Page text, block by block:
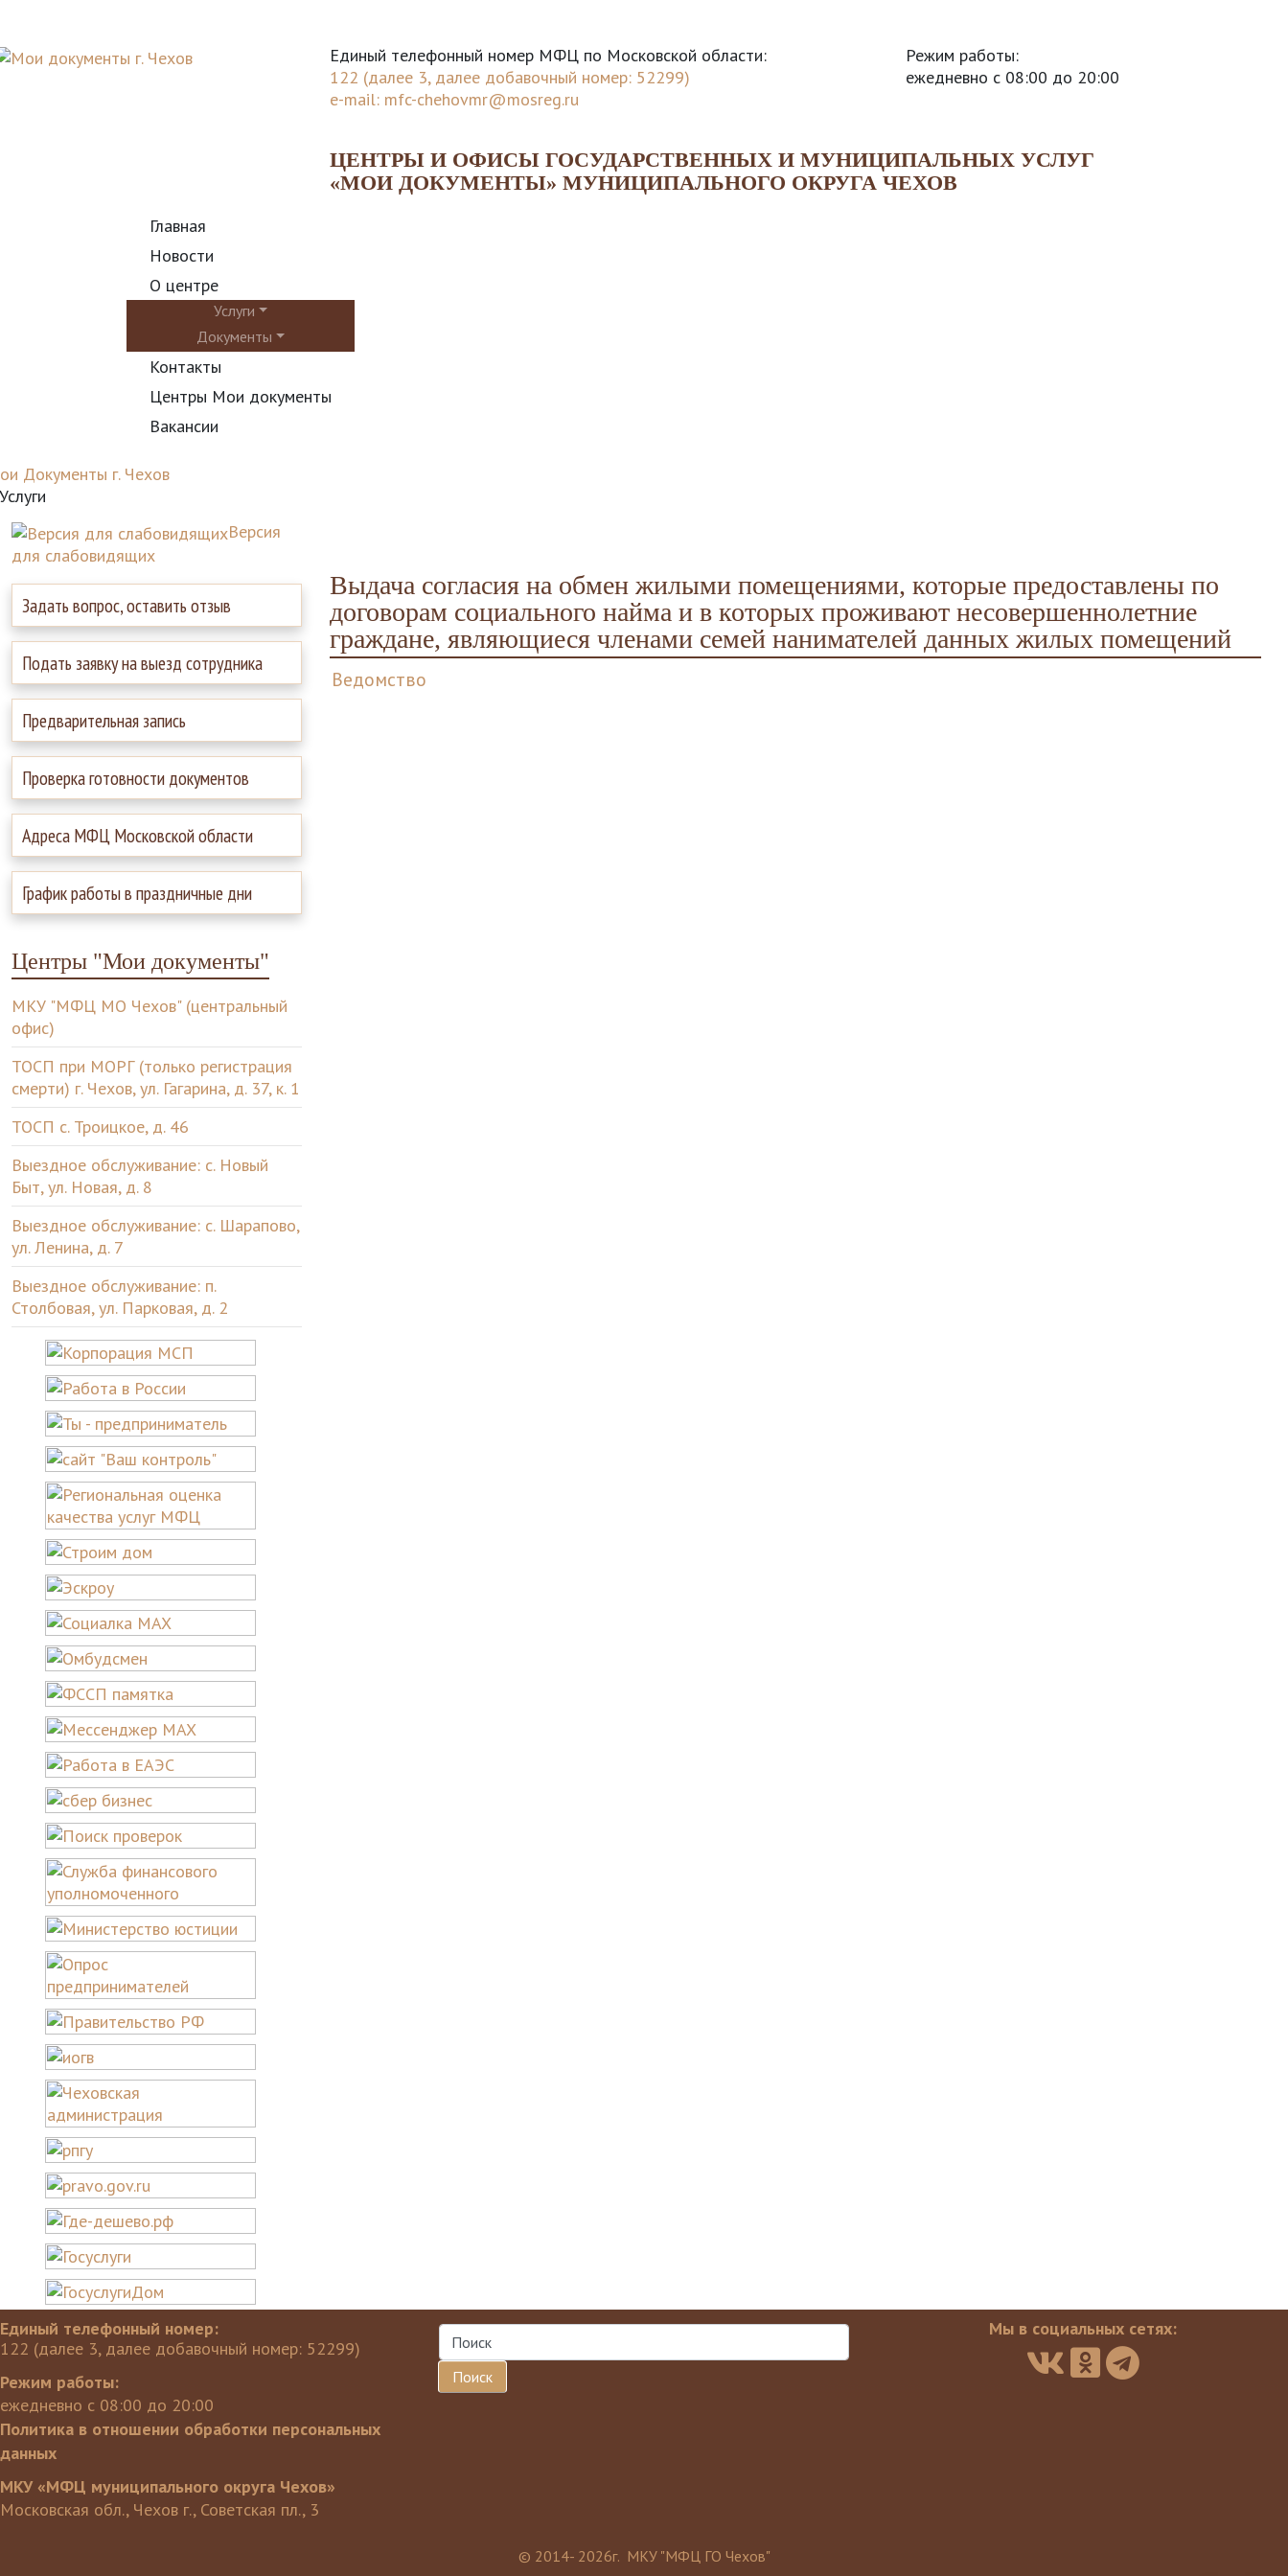
Единый телефонный номер МФЦ по Московской области:
122 (далее 3, далее добавочный номер: 52299)
e-mail: mfc-chehovmr@mosreg.ru
Режим работы:
ежедневно с 08:00 до 20:00
ЦЕНТРЫ И ОФИСЫ ГОСУДАРСТВЕННЫХ И МУНИЦИПАЛЬНЫХ УСЛУГ
«МОИ ДОКУМЕНТЫ» МУНИЦИПАЛЬНОГО ОКРУГА ЧЕХОВ
Главная
Новости
О центре
Услуги
Документы
Контакты
Центры Мои документы
Вакансии
Документы г. Чехов
Услуги
Версия
для слабовидящих
Задать вопрос, оставить отзыв
Подать заявку на выезд сотрудника
Предварительная запись
Проверка готовности документов
Адреса МФЦ Московской области
График работы в праздничные дни
Центры "Мои документы"
МКУ "МФЦ МО Чехов" (центральный
офис)
ТОСП при МОРГ (только регистрация
смерти) г. Чехов, ул. Гагарина, д. 37, к. 1
ТОСП с. Троицкое, д. 46
Выездное обслуживание: с. Новый
Быт, ул. Новая, д. 8
Выездное обслуживание: с. Шарапово,
ул. Ленина, д. 7
Выездное обслуживание: п.
Столбовая, ул. Парковая, д. 2
Выдача согласия на обмен жилыми помещениями, которые предоставлены по
договорам социального найма и в которых проживают несовершеннолетние
граждане, являющиеся членами семей нанимателей данных жилых помещений
Ведомство
Единый телефонный номер:
122 (далее 3, далее добавочный номер: 52299)
Режим работы:
ежедневно с 08:00 до 20:00
Политика в отношении обработки персональных
данных
МКУ «МФЦ муниципального округа Чехов»
Московская обл., Чехов г., Советская пл., 3
Поиск
Мы в социальных сетях:
© 2014- 2026г. МКУ "МФЦ ГО Чехов"